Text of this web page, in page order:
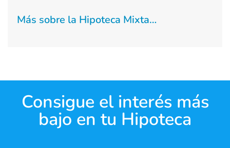
Más sobre la Hipoteca Mixta…
Consigue el interés más
bajo en tu Hipoteca